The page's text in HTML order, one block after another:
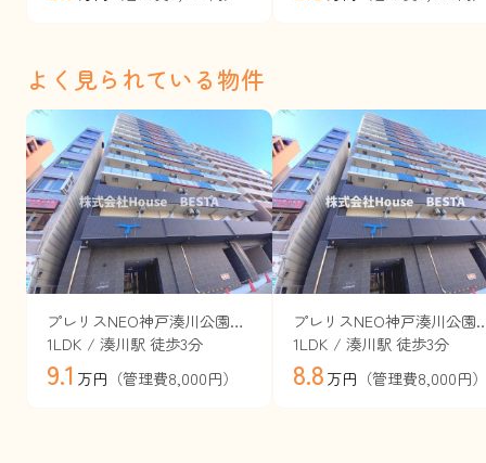
よく見られている物件
プレリスNEO神戸湊川公園ヴェルト（旧セレニテ神戸西エクラ）
1LDK / 湊川駅 徒歩3分
9.1 万円 （管理費8,000円）
プレリスNEO神戸湊川公
1LDK / 湊川駅 徒歩3分
8.8 万円 （管理費8,000円